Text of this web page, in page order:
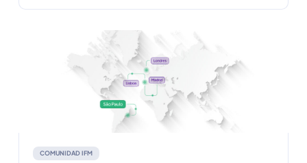
COMUNIDAD IFM